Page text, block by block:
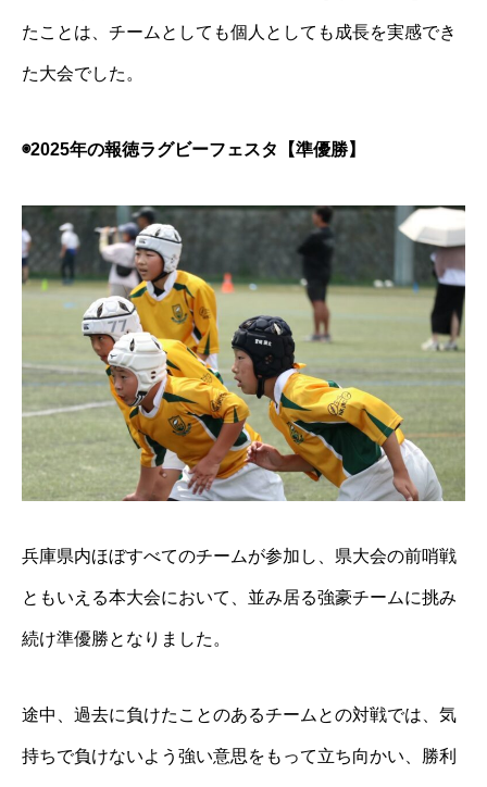
たことは、チームとしても個人としても成長を実感でき
た⼤会でした。
◉2025年の報徳ラグビーフェスタ【準優勝】
兵庫県内ほぼすべてのチームが参加し、県大会の前哨戦
ともいえる本大会において、並み居る強豪チームに挑み
続け準優勝となりました。
途中、過去に負けたことのあるチームとの対戦では、気
持ちで負けないよう強い意思をもって立ち向かい、勝利